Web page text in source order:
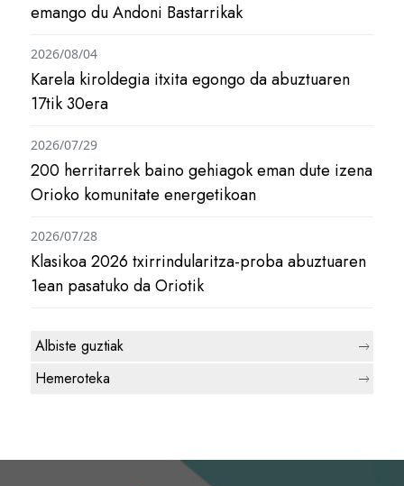
emango du Andoni Bastarrikak
Karela kiroldegia itxita egongo da abuztuaren
17tik 30era
2026/08/04
200 herritarrek baino gehiagok eman dute izena
Orioko komunitate energetikoan
2026/07/29
Klasikoa 2026 txirrindularitza-proba abuztuaren
1ean pasatuko da Oriotik
2026/07/28
Albiste guztiak
Hemeroteka